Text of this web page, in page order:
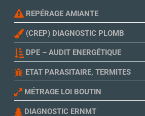
REPÉRAGE AMIANTE
(CREP) DIAGNOSTIC PLOMB
DPE – AUDIT ENERGÉTIQUE
ETAT PARASITAIRE, TERMITES
MÉTRAGE LOI BOUTIN
DIAGNOSTIC ERNMT